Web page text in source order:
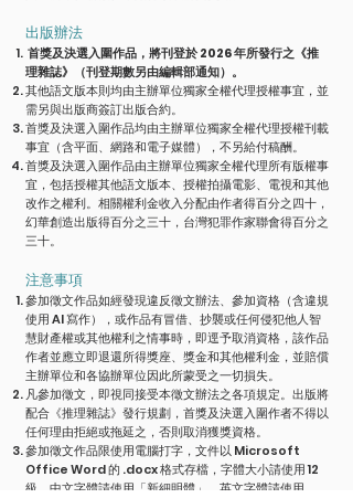
出版辦法
首獎及決選入圍作品，將刊登於 2026 年所發行之《推
理雜誌》（刊登期數另由編輯部通知）。
其他語文版本則均由主辦單位獨家全權代理授權事宜，並
需另與出版商簽訂出版合約。
首獎及決選入圍作品均由主辦單位獨家全權代理授權刊載
事宜（含平面、網路和電子媒體），不另給付稿酬。
首獎及決選入圍作品由主辦單位獨家全權代理所有版權事
宜，包括授權其他語文版本、授權拍攝電影、電視和其他
改作之權利。相關權利金收入分配由作者得百分之四十，
幻華創造出版得百分之三十，台灣犯罪作家聯會得百分之
三十。
注意事項
參加徵文作品如經發現違反徵文辦法、參加資格（含違規
使用 AI 寫作），或作品有冒借、抄襲或任何侵犯他人智
慧財產權或其他權利之情事時，即逕予取消資格，該作品
作者並應立即退還所得獎座、獎金和其他權利金，並賠償
主辦單位和各協辦單位因此所蒙受之一切損失。
凡參加徵文，即視同接受本徵文辦法之各項規定。出版將
配合《推理雜誌》發行規劃，首獎及決選入圍作者不得以
任何理由拒絕或拖延之，否則取消獲獎資格。
參加徵文作品限使用電腦打字，文件以 Microsoft
Office Word 的 .docx 格式存檔，字體大小請使用 12
級，中文字體請使用「新細明體」，英文字體請使用